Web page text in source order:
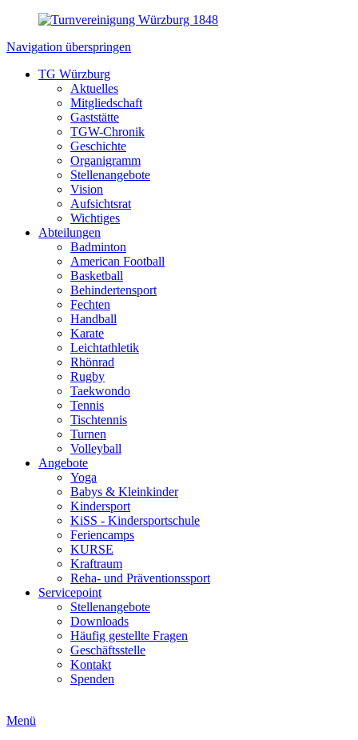
Navigation überspringen
TG Würzburg
Aktuelles
Mitgliedschaft
Gaststätte
TGW-Chronik
Geschichte
Organigramm
Stellenangebote
Vision
Aufsichtsrat
Wichtiges
Abteilungen
Badminton
American Football
Basketball
Behindertensport
Fechten
Handball
Karate
Leichtathletik
Rhönrad
Rugby
Taekwondo
Tennis
Tischtennis
Turnen
Volleyball
Angebote
Yoga
Babys & Kleinkinder
Kindersport
KiSS - Kindersportschule
Feriencamps
KURSE
Kraftraum
Reha- und Präventionssport
Servicepoint
Stellenangebote
Downloads
Häufig gestellte Fragen
Geschäftsstelle
Kontakt
Spenden
Menü